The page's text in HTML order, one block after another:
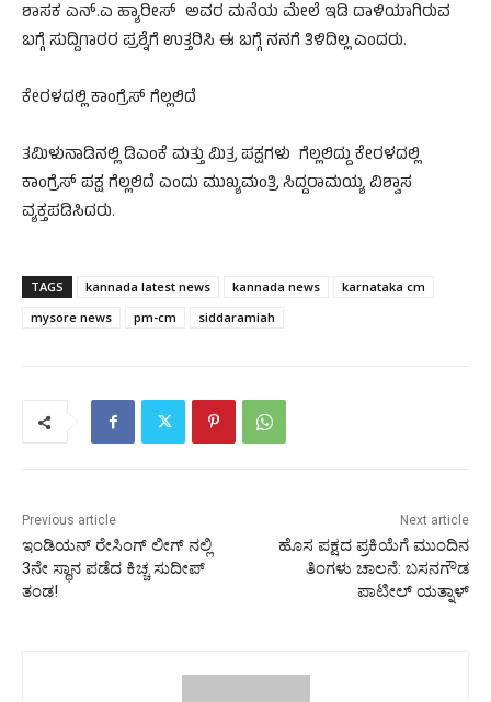
ಶಾಸಕ ಎನ್.ಎ ಹ್ಯಾರೀಸ್ ಅವರ ಮನೆಯ ಮೇಲೆ ಇಡಿ ದಾಳಿಯಾಗಿರುವ
ಬಗ್ಗೆ ಸುದ್ದಿಗಾರರ ಪ್ರಶ್ನೆಗೆ ಉತ್ತರಿಸಿ ಈ ಬಗ್ಗೆ ನನಗೆ ತಿಳಿದಿಲ್ಲ ಎಂದರು.
ಕೇರಳದಲ್ಲಿ ಕಾಂಗ್ರೆಸ್ ಗೆಲ್ಲಲಿದೆ
ತಮಿಳುನಾಡಿನಲ್ಲಿ ಡಿಎಂಕೆ ಮತ್ತು ಮಿತ್ರ ಪಕ್ಷಗಳು ಗೆಲ್ಲಲಿದ್ದು ಕೇರಳದಲ್ಲಿ
ಕಾಂಗ್ರೆಸ್ ಪಕ್ಷ ಗೆಲ್ಲಲಿದೆ ಎಂದು ಮುಖ್ಯಮಂತ್ರಿ ಸಿದ್ದರಾಮಯ್ಯ ವಿಶ್ವಾಸ
ವ್ಯಕ್ತಪಡಿಸಿದರು.
TAGS kannada latest news kannada news
karnataka cm
mysore news
pm-cm siddaramiah
Previous article
ಇಂಡಿಯನ್ ರೇಸಿಂಗ್ ಲೀಗ್ ನಲ್ಲಿ
3ನೇ ಸ್ಥಾನ ಪಡೆದ ಕಿಚ್ಚ ಸುದೀಪ್
ತಂಡ!
Next article
ಹೊಸ ಪಕ್ಷದ ಪ್ರಕಿಯೆಗೆ ಮುಂದಿನ
ತಿಂಗಳು ಚಾಲನೆ: ಬಸನಗೌಡ
ಪಾಟೀಲ್ ಯತ್ನಾಳ್